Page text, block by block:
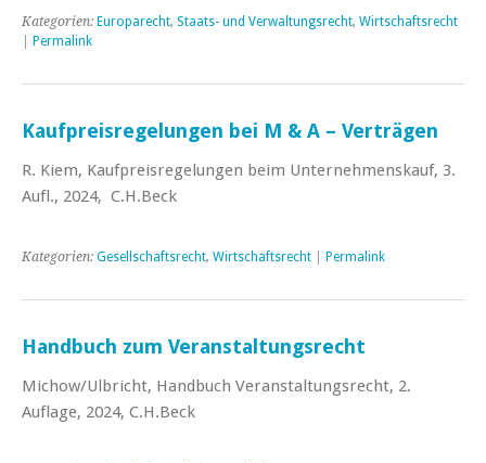
Kategorien: Europarecht, Staats- und Verwaltungsrecht, Wirtschaftsrecht
Permalink
Kaufpreisregelungen bei M & A – Verträgen
R. Kiem, Kaufpreisregelungen beim Unternehmenskauf, 3.
Aufl., 2024, C.H.Beck
Kategorien: Gesellschaftsrecht, Wirtschaftsrecht Permalink
Handbuch zum Veranstaltungsrecht
Michow/Ulbricht, Handbuch Veranstaltungsrecht, 2.
Auflage, 2024, C.H.Beck